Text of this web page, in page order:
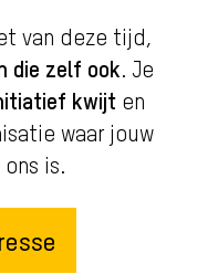
van deze tijd,
die zelf ook. Je
kwijt en
waar jouw
is.